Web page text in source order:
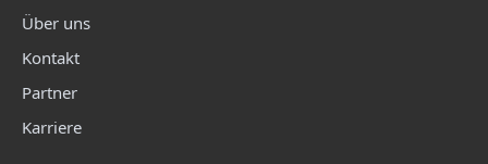
Über uns
Kontakt
Partner
Karriere